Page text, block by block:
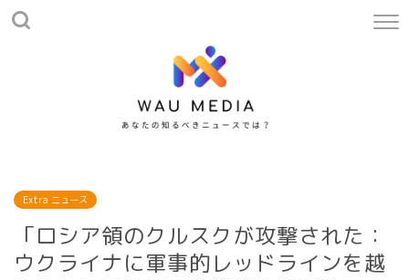
Extra ニュース
「ロシア領のクルスクが攻撃された：
ウクライナに軍事的レッドラインを越